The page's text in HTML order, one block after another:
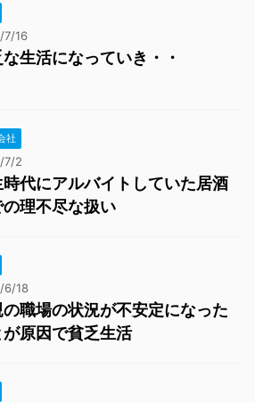
7/16
生活になっていき・・
社
7/2
代にアルバイトしていた居酒
の理不尽な扱い
6/18
職場の状況が不安定になった
が原因で貧乏生活